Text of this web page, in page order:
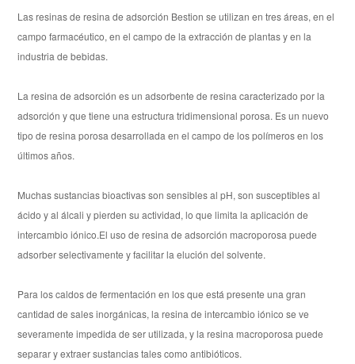
Las resinas de resina de adsorción Bestion se utilizan en tres áreas, en el
campo farmacéutico, en el campo de la extracción de plantas y en la
industria de bebidas.
La resina de adsorción es un adsorbente de resina caracterizado por la
adsorción y que tiene una estructura tridimensional porosa. Es un nuevo
tipo de resina porosa desarrollada en el campo de los polímeros en los
últimos años.
Muchas sustancias bioactivas son sensibles al pH, son susceptibles al
ácido y al álcali y pierden su actividad, lo que limita la aplicación de
intercambio iónico.El uso de resina de adsorción macroporosa puede
adsorber selectivamente y facilitar la elución del solvente.
Para los caldos de fermentación en los que está presente una gran
cantidad de sales inorgánicas, la resina de intercambio iónico se ve
severamente impedida de ser utilizada, y la resina macroporosa puede
separar y extraer sustancias tales como antibióticos.